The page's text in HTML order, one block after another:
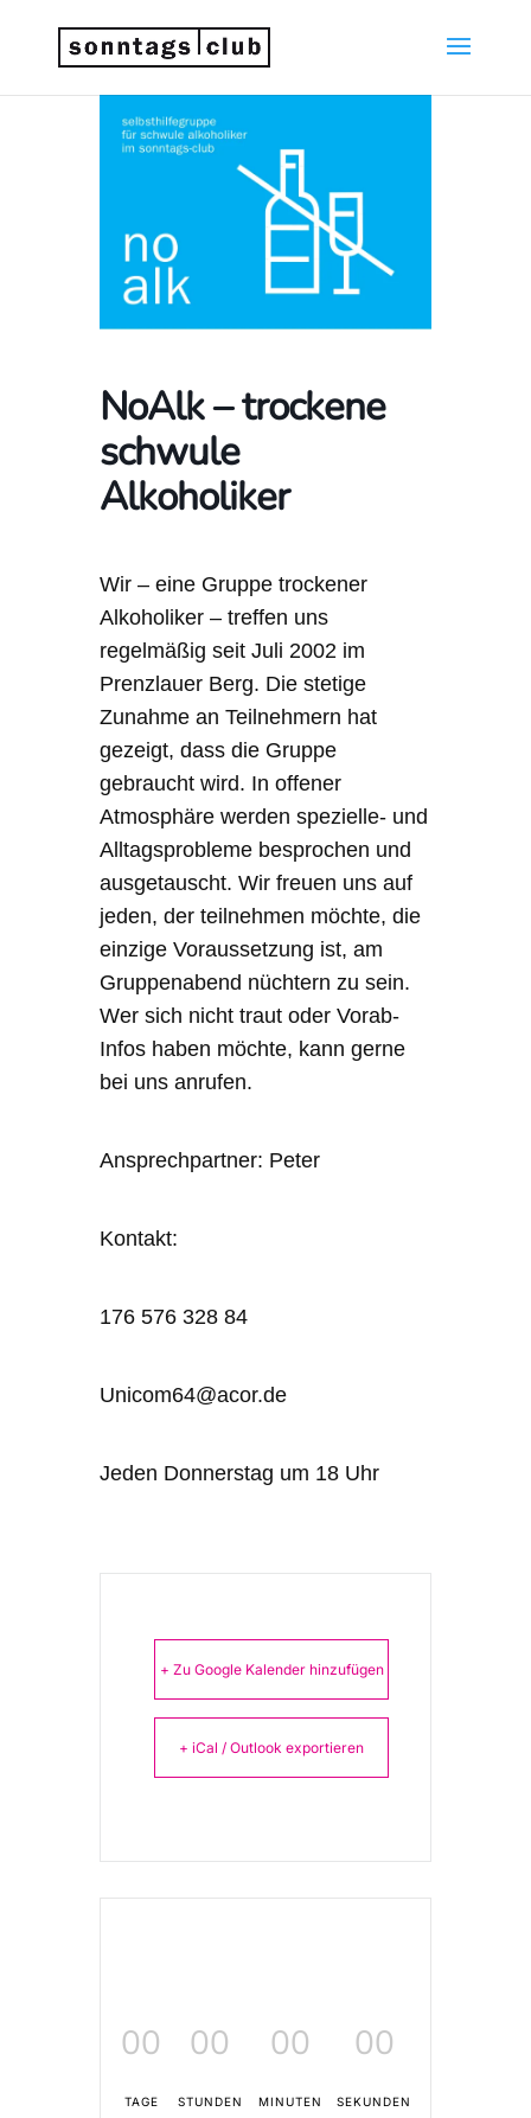
NoAlk – trockene
schwule
Alkoholiker
Wir – eine Gruppe trockener
Alkoholiker – treffen uns
regelmäßig seit Juli 2002 im
Prenzlauer Berg. Die stetige
Zunahme an Teilnehmern hat
gezeigt, dass die Gruppe
gebraucht wird. In offener
Atmosphäre werden spezielle- und
Alltagsprobleme besprochen und
ausgetauscht. Wir freuen uns auf
jeden, der teilnehmen möchte, die
einzige Voraussetzung ist, am
Gruppenabend nüchtern zu sein.
Wer sich nicht traut oder Vorab-
Infos haben möchte, kann gerne
bei uns anrufen.
Ansprechpartner: Peter
Kontakt:
176 576 328 84
Unicom64@acor.de
Jeden Donnerstag um 18 Uhr
+ Zu Google Kalender hinzufügen
+ iCal / Outlook exportieren
00
TAGE
00
STUNDEN
00
MINUTEN
00
SEKUNDEN